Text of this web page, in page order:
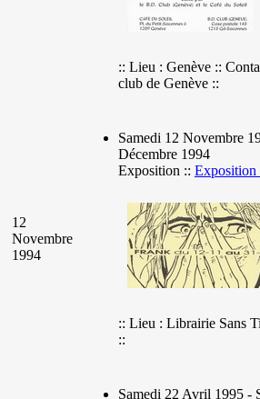
:: Lieu : Genève ::
club de Genève ::
12
Novembre
1994
Samedi 12 Novembre
Décembre 1994
Exposition :: Exposition
:: Lieu : Librairie Sans
::
Samedi 22 Avril 1995 -